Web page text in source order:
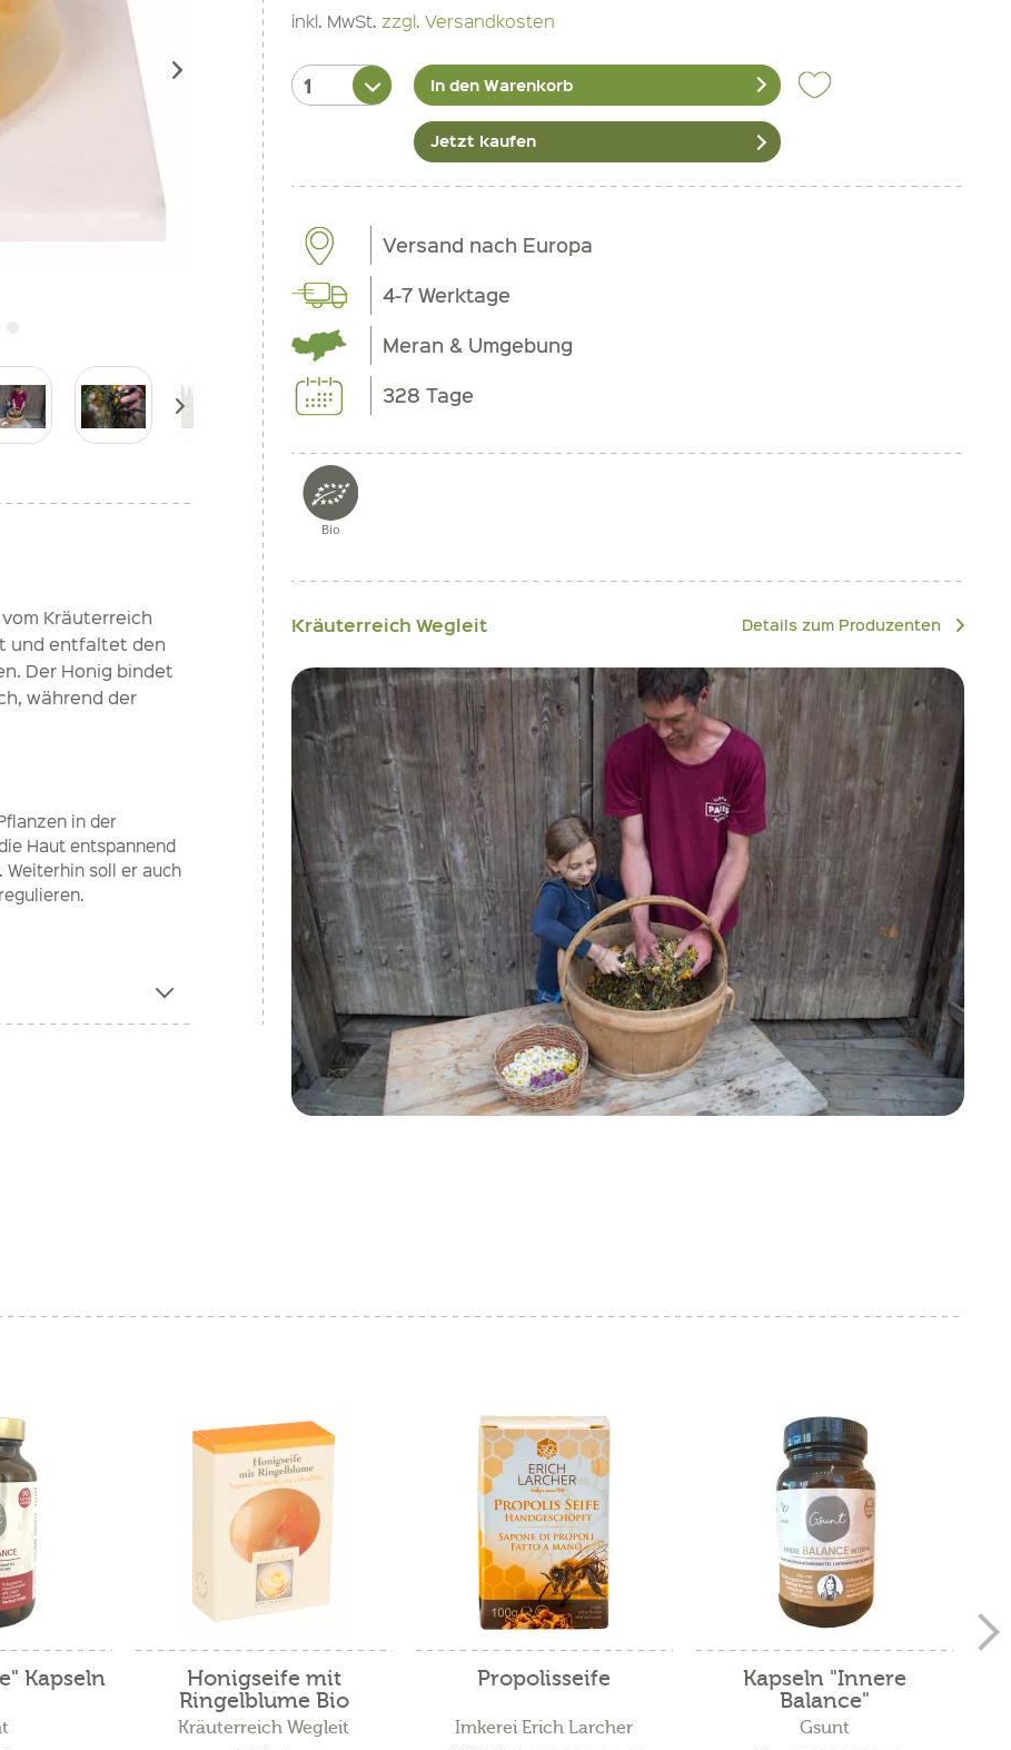
Kräuterreich
und entfaltet den
Der Honig bindet
während der
in der
Haut entspannend
soll er auch
inkl. MwSt. zzgl. Versandkosten
In den Warenkorb
Jetzt kaufen
Versand nach Europa
4-7 Werktage
Meran & Umgebung
328 Tage
Bio
Kräuterreich Wegleit Details zum Produzenten
Kapseln
Honigseife mit
Ringelblume Bio
Kräuterreich Wegleit
Propolisseife
Imkerei Erich Larcher
Kapseln "Innere
Balance"
Gsunt